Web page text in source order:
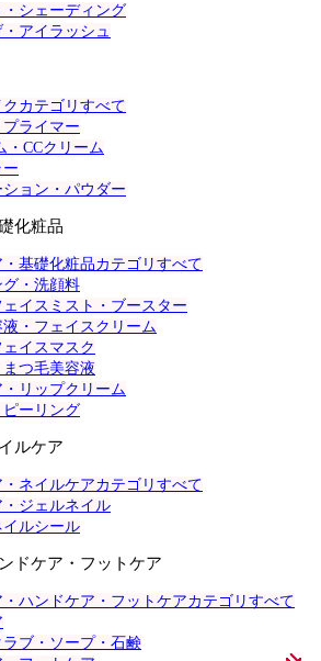
シェーディング
アイラッシュ
カテゴリすべて
ライマー
・CCクリーム
ー
ョン・パウダー
化粧品
基礎化粧品カテゴリすべて
・洗顔料
イスミスト・ブースター
・フェイスクリーム
イスマスク
つ毛美容液
・リップクリーム
ーリング
ルケア
ネイルケアカテゴリすべて
ジェルネイル
ルシール
ドケア・フットケア
ハンドケア・フットケアカテゴリすべて
ブ・ソープ・石鹸